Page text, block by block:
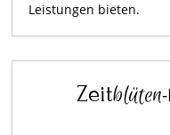
Leistungen bieten.
Zeitblüten